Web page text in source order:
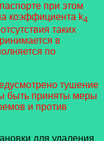
при этом
коэффициента k4
таких
в
по
тушение
быть приняты меры
и против
для удаления